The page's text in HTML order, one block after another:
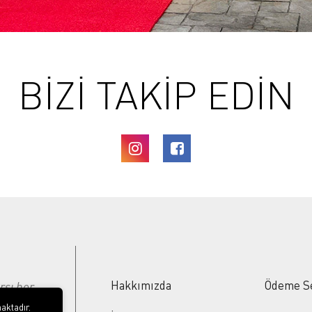
BİZİ TAKİP EDİN
her
Hakkımızda Ödeme